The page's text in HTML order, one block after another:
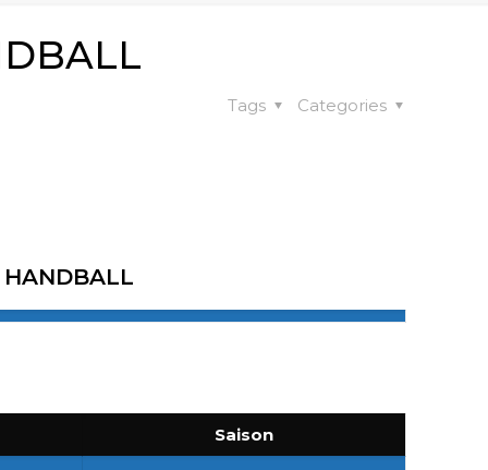
Categories
Tags
HANDBALL
Saison